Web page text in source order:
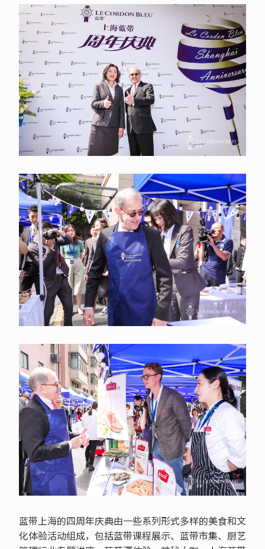
蓝带上海的四周年庆典由一些系列形式多样的美食和文
化体验活动组成，包括蓝带课程展示、蓝带市集、厨艺